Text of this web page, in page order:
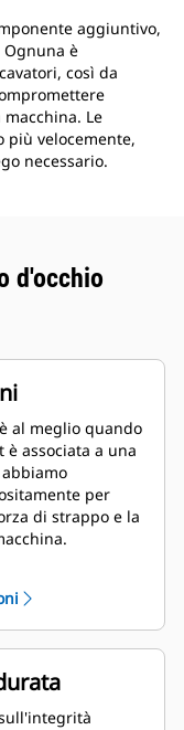
aggiuntivo,
Ognuna è
così da
Le
velocemente,
necessario.
d'occhio
al meglio quando
è associata a una
per
di strappo e la
tallone
che il fondo
si trascini,
della
si